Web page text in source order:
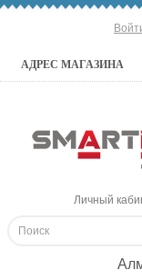
АДРЕС МАГАЗИНА
Личный